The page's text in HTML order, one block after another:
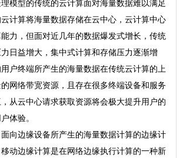
模型的传统的云计算面对海量数据难以满足
计算将海量数据存储在云中心，云计算中心
力，但面对近几年的数据爆发式增长，传统
日益增大，集中式计算和存储压力逐渐增
户终端所产生的海量数据在传统云计算的上
网络带宽资源，且存在很多终端设备和服务
从云中心请求获取资源将会极大提升用户的
体验。
向边缘设备所产生的海量数据计算的边缘计
动边缘计算是在网络边缘执行计算的一种新